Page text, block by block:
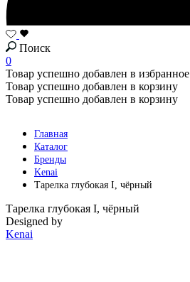
Поиск
0
Товар успешно добавлен в избранное
Товар успешно добавлен в корзину
Товар успешно добавлен в корзину
Главная
Каталог
Бренды
Kenai
Тарелка глубокая I, чёрный
Тарелка глубокая I, чёрный
Designed by
Kenai